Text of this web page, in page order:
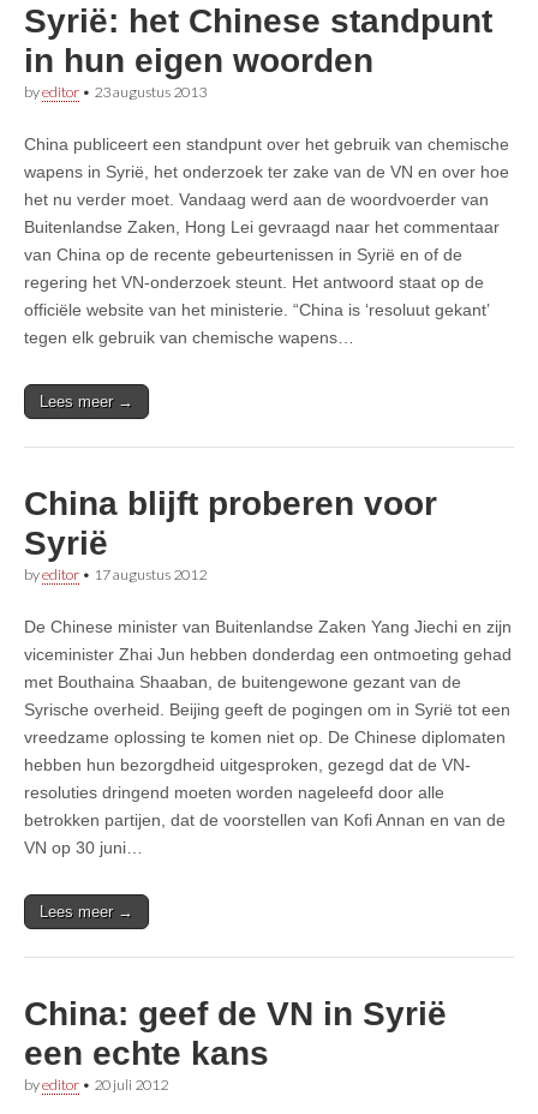
Syrië: het Chinese standpunt
in hun eigen woorden
byeditor • 23 augustus 2013
China publiceert een standpunt over het gebruik van chemische
wapens in Syrië, het onderzoek ter zake van de VN en over hoe
het nu verder moet. Vandaag werd aan de woordvoerder van
Buitenlandse Zaken, Hong Lei gevraagd naar het commentaar
van China op de recente gebeurtenissen in Syrië en of de
regering het VN-onderzoek steunt. Het antwoord staat op de
officiële website van het ministerie. “China is ‘resoluut gekant’
tegen elk gebruik van chemische wapens…
Lees meer →
China blijft proberen voor
Syrië
byeditor • 17 augustus 2012
De Chinese minister van Buitenlandse Zaken Yang Jiechi en zijn
viceminister Zhai Jun hebben donderdag een ontmoeting gehad
met Bouthaina Shaaban, de buitengewone gezant van de
Syrische overheid. Beijing geeft de pogingen om in Syrië tot een
vreedzame oplossing te komen niet op. De Chinese diplomaten
hebben hun bezorgdheid uitgesproken, gezegd dat de VN-
resoluties dringend moeten worden nageleefd door alle
betrokken partijen, dat de voorstellen van Kofi Annan en van de
VN op 30 juni…
Lees meer →
China: geef de VN in Syrië
een echte kans
byeditor • 20 juli 2012